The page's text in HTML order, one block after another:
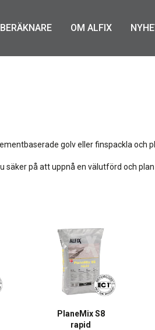
OM ALFIX
golv eller finspackla och
säker på att uppnå en välutförd och
PlaneMix S8
rapid